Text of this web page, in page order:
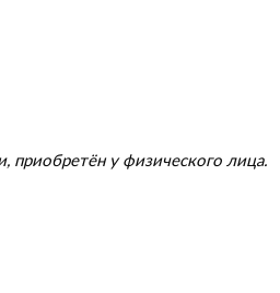
приобретён у физического лица.